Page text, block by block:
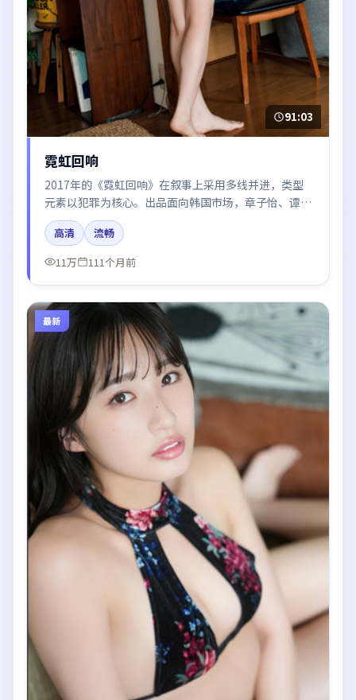
91:03
霓虹回响
2017年的《霓虹回响》在叙事上采用多线并进，类型
元素以犯罪为核心。出品面向韩国市场，章子怡、谭
卓、王凯、杨幂、梁朝伟所饰角色推动关键反转，结尾
留白引发讨论。
高清
流畅
11万
111个月前
最新